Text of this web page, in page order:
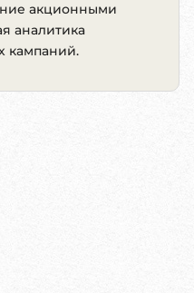
акционными
аналитика
кампаний.